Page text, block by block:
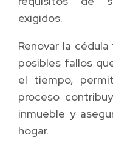
exigidos.
Renovar la
posibles fallos
el tiempo,
proceso
inmueble y
hogar.